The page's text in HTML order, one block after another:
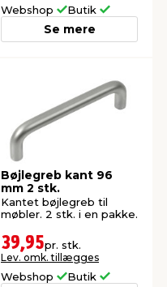
Webshop Butik
Se mere
Bøjlegreb kant 96
mm 2 stk.
Kantet bøjlegreb til
møbler. 2 stk. i en pakke.
39,95pr. stk.
Lev. omk. tillægges
Webshop Butik